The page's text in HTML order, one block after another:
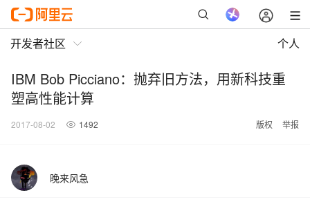
开发者社区 个人
IBM Bob Picciano：抛弃旧方法，用新科技重
塑高性能计算
2017-08-02 1492 版权 举报
晚来风急